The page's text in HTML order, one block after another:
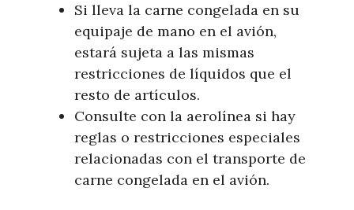
Si lleva la carne congelada en su
equipaje de mano en el avión,
estará sujeta a las mismas
restricciones de líquidos que el
resto de artículos.
Consulte con la aerolínea si hay
reglas o restricciones especiales
relacionadas con el transporte de
carne congelada en el avión.